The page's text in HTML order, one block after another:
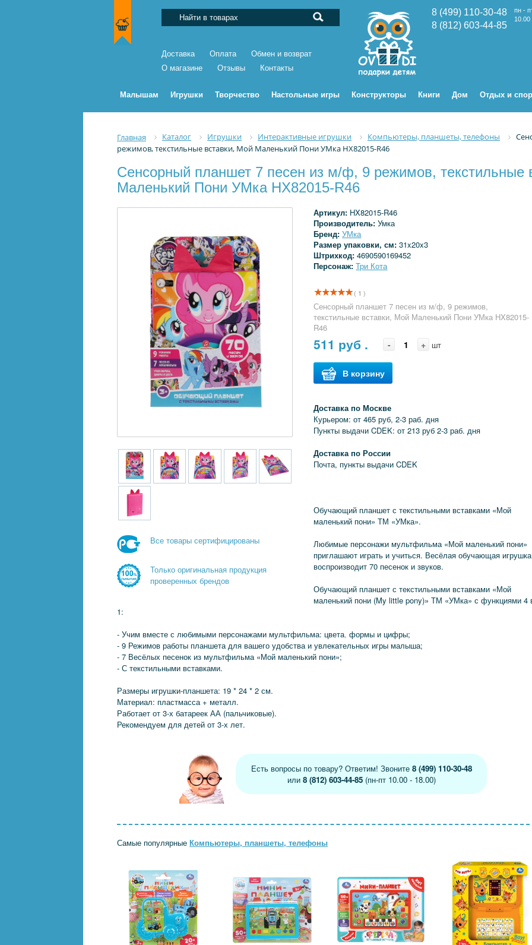
Доставка Оплата
Обмен и возврат
О магазине
Отзывы Контакты
8 (499) 110-30-48
пн -
10.00
8 (812) 603-44-85
Малышам Игрушки Творчество Настольные игры Конструкторы Книги Дом Отдых и
Главная Каталог Игрушки Интерактивные игрушки Компьютеры, планшеты, телефоны
режимов, текстильные вставки, Мой Маленький Пони УМка HX82015-R46
Сенсорный планшет 7 песен из м/ф, 9 режимов, текстильные
Маленький Пони УМка HX82015-R46
Все товары сертифицированы
Только оригинальная продукция
проверенных брендов
Артикул: HX82015-R46
Производитель:Умка
Бренд:УМка
Размер упаковки, см:31x20x3
Штрихкод:4690590169452
Персонаж:Три Кота
( 1 )
Сенсорный планшет 7 песен из м/ф, 9 режимов,
текстильные вставки, Мой Маленький Пони УМка HX82015-
R46
511 руб . - + шт
В корзину
Доставка по Москве
Курьером: от 465 руб, 2-3 раб. дня
Пункты выдачи CDEK: от 213 руб 2-3 раб. дня
Доставка по России
Почта, пункты выдачи CDEK
Обучающий планшет с текстильными вставками «Мой
маленький пони» ТМ «УМка».
Любимые персонажи мультфильма «Мой маленький пони»
приглашают играть и учиться. Весёлая обучающая игрушка
воспроизводит 70 песенок и звуков.
Обучающий планшет с текстильными вставками «Мой
маленький пони (My little pony)» ТМ «УМка» с функциями 4
1:
- Учим вместе с любимыми персонажами мультфильма: цвета, формы и цифры;
- 9 Режимов работы планшета для вашего удобства и увлекательных игры малыша;
- 7 Весёлых песенок из мультфильма «Мой маленький пони»;
- С текстильными вставками.
Размеры игрушки-планшета: 19 * 24 * 2 см.
Материал: пластмасса + металл.
Работает от 3-х батареек АА (пальчиковые).
Рекомендуем для детей от 3-х лет.
Есть вопросы по товару? Ответим! Звоните 8 (499) 110-30-48
или 8 (812) 603-44-85(пн-пт 10.00 - 18.00)
Самые популярные Компьютеры, планшеты, телефоны